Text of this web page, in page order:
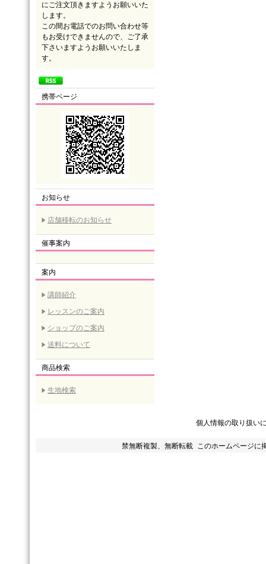
にご注文頂きますようお願いいた
します。
この間お電話でのお問い合わせ等
もお受けできませんので、ご了承
下さいますようお願いいたしま
す。
携帯ページ
お知らせ
店舗移転のお知らせ
催事案内
案内
講師紹介
レッスンのご案内
ショップのご案内
送料について
商品検索
生地検索
個人情報の取り扱い
禁無断複製、無断転載 このホームページに